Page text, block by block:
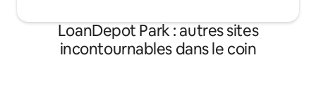
LoanDepot Park : autres sites
incontournables dans le coin